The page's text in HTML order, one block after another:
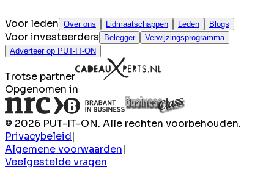
Voor leden Over ons Lidmaatschappen Leden Blogs
Voor investeerders Belegger
Verwijzingsprogramma
Adverteer op PUT-IT-ON
Trotse partner
Opgenomen in
© 2026 PUT-IT-ON. Alle rechten voorbehouden.
Privacybeleid|
Algemene voorwaarden|
Veelgestelde vragen